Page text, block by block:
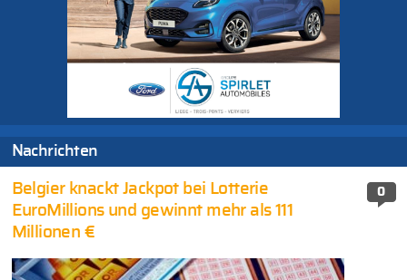
Nachrichten
0
Belgier knackt Jackpot bei Lotterie
EuroMillions und gewinnt mehr als 111
Millionen €